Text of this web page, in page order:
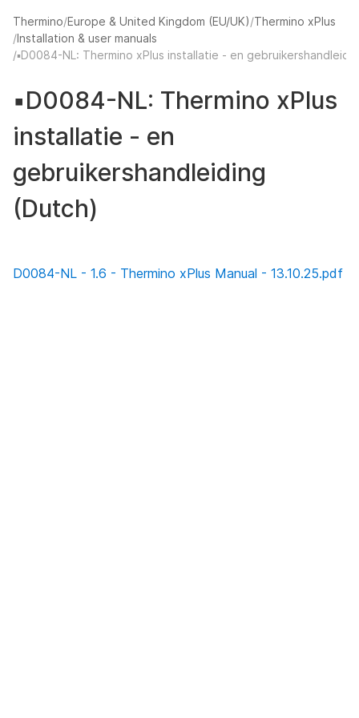
Thermino Europe & United Kingdom (EU/UK) Thermino xPlus
Installation & user manuals
▪️D0084-NL: Thermino xPlus installatie - en
▪️D0084-NL: Thermino xPlus
installatie - en
gebruikershandleiding
(Dutch)
D0084-NL - 1.6 - Thermino xPlus Manual - 13.10.25.pdf